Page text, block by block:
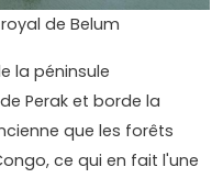
de Belum
la péninsule
Perak et borde la
que les forêts
ce qui en fait l'une